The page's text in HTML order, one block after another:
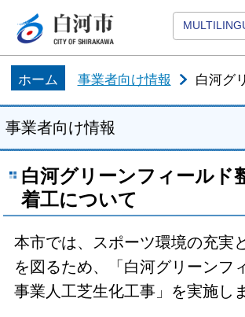
ホーム 事業者向け情報 白河グ
事業者向け情報
白河グリーンフィールド
着工について
本市では、スポーツ環境の充実
を図るため、「白河グリーンフ
事業人工芝生化工事」を実施し